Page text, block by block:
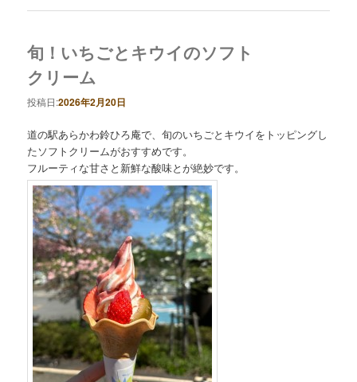
旬！いちごとキウイのソフト
クリーム
投稿日:2026年2月20日
道の駅あらかわ鈴ひろ庵で、旬のいちごとキウイをトッピングし
たソフトクリームがおすすめです。
フルーティな甘さと新鮮な酸味とが絶妙です。